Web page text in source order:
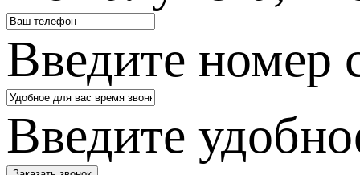
Введите номер
Введите